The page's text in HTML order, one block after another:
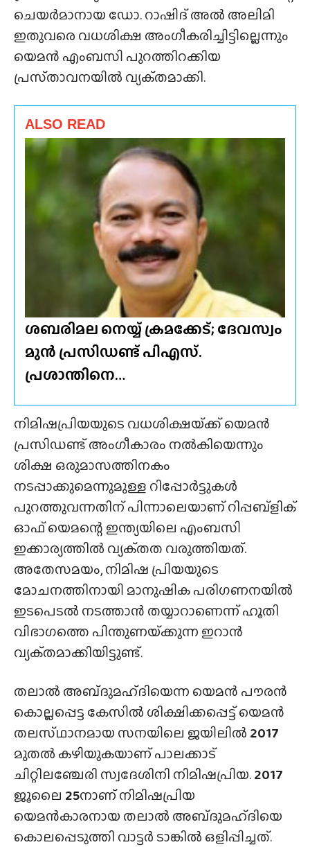
ചെയർമാനായ ഡോ. റാഷിദ് അൽ അലിമി
ഇതുവരെ വധശിക്ഷ അംഗീകരിച്ചിട്ടില്ലെന്നും
യെമൻ എംബസി പുറത്തിറക്കിയ
പ്രസ്‌താവനയിൽ വ്യക്‌തമാക്കി.
ALSO READ
ശബരിമല നെയ്യ് ക്രമക്കേട്; ദേവസ്വം
മുൻ പ്രസിഡണ്ട് പിഎസ്.
പ്രശാന്തിനെ…
നിമിഷപ്രിയയുടെ വധശിക്ഷയ്‌ക്ക്‌ യെമൻ
പ്രസിഡണ്ട് അംഗീകാരം നൽകിയെന്നും
ശിക്ഷ ഒരുമാസത്തിനകം
നടപ്പാക്കുമെന്നുമുള്ള റിപ്പോർട്ടുകൾ
പുറത്തുവന്നതിന് പിന്നാലെയാണ് റിപ്പബ്ളിക്
ഓഫ് യെമന്റെ ഇന്ത്യയിലെ എംബസി
ഇക്കാര്യത്തിൽ വ്യക്‌തത വരുത്തിയത്.
അതേസമയം, നിമിഷ പ്രിയയുടെ
മോചനത്തിനായി മാനുഷിക പരിഗണനയിൽ
ഇടപെടൽ നടത്താൻ തയ്യാറാണെന്ന് ഹൂതി
വിഭാഗത്തെ പിന്തുണയ്‌ക്കുന്ന ഇറാൻ
വ്യക്‌തമാക്കിയിട്ടുണ്ട്.
തലാല്‍ അബ്‌ദുമഹ്ദിയെന്ന യെമൻ പൗരൻ
കൊല്ലപ്പെട്ട കേസിൽ ശിക്ഷിക്കപ്പെട്ട് യെമൻ
തലസ്‌ഥാനമായ സനയിലെ ജയിലിൽ 2017
മുതൽ കഴിയുകയാണ് പാലക്കാട്
ചിറ്റിലഞ്ചേരി സ്വദേശിനി നിമിഷപ്രിയ.2017
ജൂലൈ 25നാണ് നിമിഷപ്രിയ
യെമന്‍കാരനായ തലാല്‍ അബ്‌ദുമഹ്ദിയെ
കൊലപ്പെടുത്തി വാട്ടര്‍ ടാങ്കില്‍ ഒളിപ്പിച്ചത്.